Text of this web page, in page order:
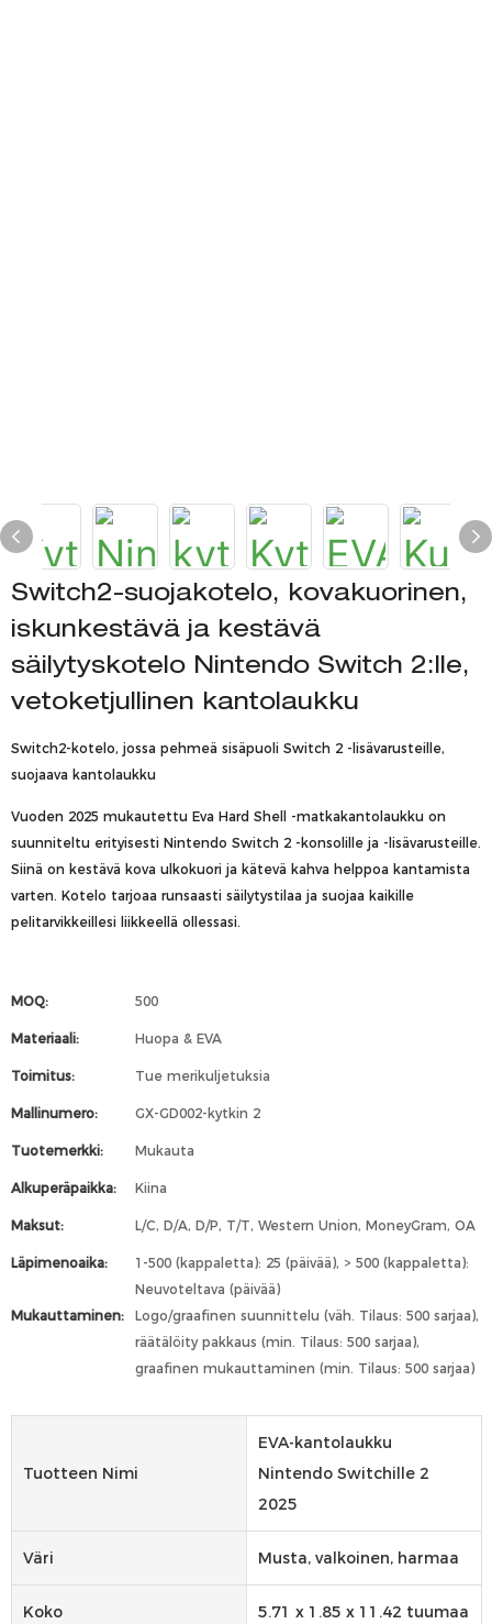
Switch2-suojakotelo, kovakuorinen,
iskunkestävä ja kestävä
säilytyskotelo Nintendo Switch 2:lle,
vetoketjullinen kantolaukku
Switch2-kotelo, jossa pehmeä sisäpuoli Switch 2 -lisävarusteille,
suojaava kantolaukku
Vuoden 2025 mukautettu Eva Hard Shell -matkakantolaukku on
suunniteltu erityisesti Nintendo Switch 2 -konsolille ja -lisävarusteille.
Siinä on kestävä kova ulkokuori ja kätevä kahva helppoa kantamista
varten. Kotelo tarjoaa runsaasti säilytystilaa ja suojaa kaikille
pelitarvikkeillesi liikkeellä ollessasi.
MOQ: 500
Materiaali: Huopa & EVA
Toimitus: Tue merikuljetuksia
Mallinumero: GX-GD002-kytkin 2
Tuotemerkki: Mukauta
Alkuperäpaikka: Kiina
Maksut: L/C, D/A, D/P, T/T, Western Union, MoneyGram, OA
Läpimenoaika:
1-500 (kappaletta): 25 (päivää), > 500 (kappaletta):
Neuvoteltava (päivää)
Mukauttaminen:
Logo/graafinen suunnittelu (väh. Tilaus: 500 sarjaa),
räätälöity pakkaus (min. Tilaus: 500 sarjaa),
graafinen mukauttaminen (min. Tilaus: 500 sarjaa)
Tuotteen Nimi
EVA-kantolaukku
Nintendo Switchille 2
2025
Väri Musta, valkoinen, harmaa
Koko 5.71 x 1.85 x 11.42 tuumaa